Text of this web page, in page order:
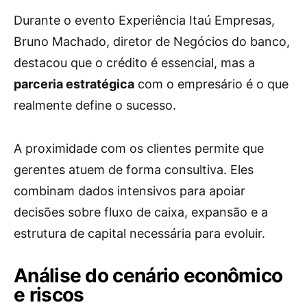
Durante o evento Experiência Itaú Empresas,
Bruno Machado, diretor de Negócios do banco,
destacou que o crédito é essencial, mas a
parceria estratégica com o empresário é o que
realmente define o sucesso.
A proximidade com os clientes permite que
gerentes atuem de forma consultiva. Eles
combinam dados intensivos para apoiar
decisões sobre fluxo de caixa, expansão e a
estrutura de capital necessária para evoluir.
Análise do cenário econômico
e riscos